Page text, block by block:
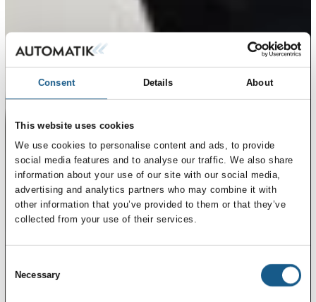
Consent Details About
This website uses cookies
We use cookies to personalise content and ads, to provide
social media features and to analyse our traffic. We also share
information about your use of our site with our social media,
advertising and analytics partners who may combine it with
other information that you’ve provided to them or that they’ve
collected from your use of their services.
Selection
Necessary